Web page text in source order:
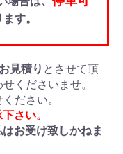
す。
見積り とさせて頂
くださいませ。
ださい。
さい。
お受け致しかねま